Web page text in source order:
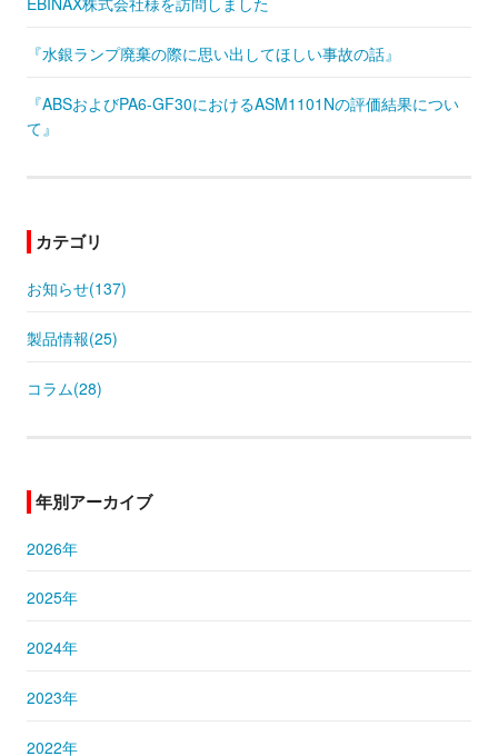
『水銀ランプ廃棄の際に思い出してほしい事故の話』
『ABSおよびPA6-GF30におけるASM1101Nの評価結果につい
て』
カテゴリ
お知らせ(137)
製品情報(25)
コラム(28)
年別アーカイブ
2026年
2025年
2024年
2023年
2022年